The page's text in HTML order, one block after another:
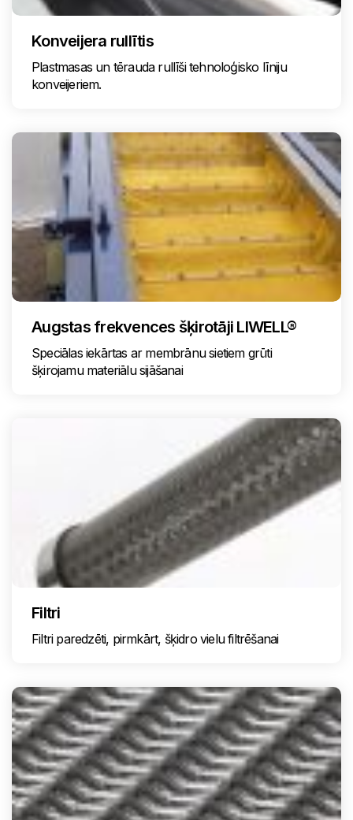
Konveijera rullītis
Plastmasas un tērauda rullīši tehnoloģisko līniju
konveijeriem.
Augstas frekvences šķirotāji LIWELL®
Speciālas iekārtas ar membrānu sietiem grūti
šķirojamu materiālu sijāšanai
Filtri
Filtri paredzēti, pirmkārt, šķidro vielu filtrēšanai